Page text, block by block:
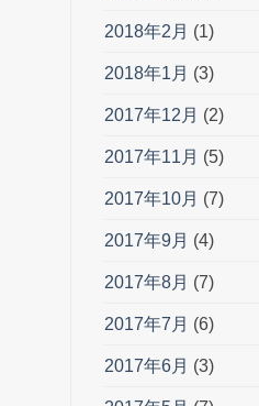
2018年2月 (1)
2018年1月 (3)
2017年12月 (2)
2017年11月 (5)
2017年10月 (7)
2017年9月 (4)
2017年8月 (7)
2017年7月 (6)
2017年6月 (3)